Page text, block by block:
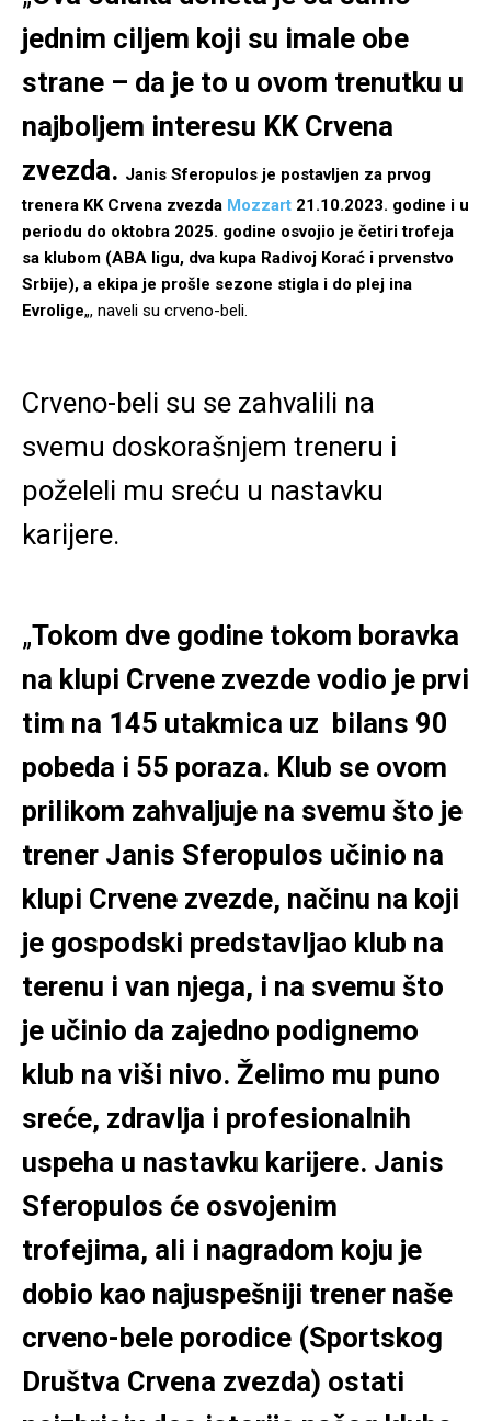
jednim ciljem koji su imale obe
strane – da je to u ovom trenutku u
najboljem interesu KK Crvena
zvezda. Janis Sferopulos je postavljen za prvog
trenera KK Crvena zvezda Mozzart 21.10.2023. godine i u
periodu do oktobra 2025. godine osvojio je četiri trofeja
sa klubom (ABA ligu, dva kupa Radivoj Korać i prvenstvo
Srbije), a ekipa je prošle sezone stigla i do plej ina
Evrolige„, naveli su crveno-beli.
Crveno-beli su se zahvalili na
svemu doskorašnjem treneru i
poželeli mu sreću u nastavku
karijere.
„Tokom dve godine tokom boravka
na klupi Crvene zvezde vodio je prvi
tim na 145 utakmica uz bilans 90
pobeda i 55 poraza. Klub se ovom
prilikom zahvaljuje na svemu što je
trener Janis Sferopulos učinio na
klupi Crvene zvezde, načinu na koji
je gospodski predstavljao klub na
terenu i van njega, i na svemu što
je učinio da zajedno podignemo
klub na viši nivo. Želimo mu puno
sreće, zdravlja i profesionalnih
uspeha u nastavku karijere. Janis
Sferopulos će osvojenim
trofejima, ali i nagradom koju je
dobio kao najuspešniji trener naše
crveno-bele porodice (Sportskog
Društva Crvena zvezda) ostati